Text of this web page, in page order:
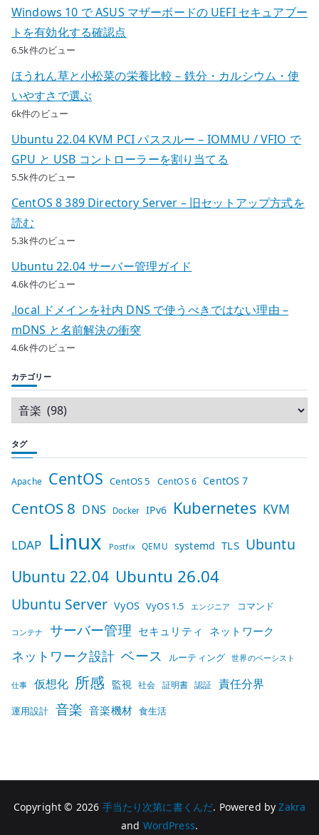
Windows 10 で ASUS マザーボードの UEFI セキュアブー
トを有効化する確認点
6.5k件のビュー
ほうれん草と小松菜の栄養比較 – 鉄分・カルシウム・使
いやすさで選ぶ
6k件のビュー
Ubuntu 22.04 KVM PCI パススルー – IOMMU / VFIO で
GPU と USB コントローラーを割り当てる
5.5k件のビュー
CentOS 8 389 Directory Server – 旧セットアップ方式を
読む
5.3k件のビュー
Ubuntu 22.04 サーバー管理ガイド
4.6k件のビュー
.local ドメインを社内 DNS で使うべきではない理由 –
mDNS と名前解決の衝突
4.6k件のビュー
カテゴリー
タグ
Apache CentOS CentOS 5 CentOS 6 CentOS 7
CentOS 8 DNS Docker IPv6 Kubernetes KVM
LDAP Linux Postfix QEMU systemd TLS Ubuntu
Ubuntu 22.04 Ubuntu 26.04
Ubuntu Server VyOS VyOS 1.5 エンジニア コマンド
コンテナ サーバー管理 セキュリティ ネットワーク
ネットワーク設計 ベース ルーティング 世界のベーシスト
仕事 仮想化 所感 監視 社会 証明書 認証 責任分界
運用設計 音楽 音楽機材 食生活
Copyright © 2026 手当たり次第に書くんだ. Powered byZakra
and WordPress.